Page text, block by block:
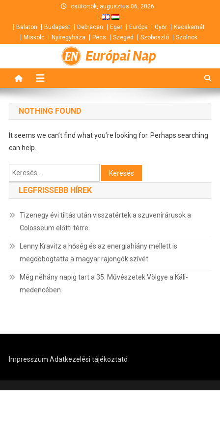
content
csütörtök, augusztus 06, 2026
Balaton Budapest Debrecen Eger Európa Győr
Kecskemét
Miskolc
Nyíregyháza Pécs Szeged Szoboszló Szolnok
Európai Nap
NOTHING FOUND
It seems we can’t find what you’re looking for. Perhaps searching
can help.
Keresés:
LEGFRISSEBB HÍREK
Tizenegy évi tiltás után visszatértek a szuvenírárusok a
Colosseum előtti térre
Lenny Kravitz a hőség és az energiahiány mellett is
megdobogtatta a magyar rajongók szívét
Még néhány napig tart a 35. Művészetek Völgye a Káli-
medencében
Impresszum Adatkezelési tájékoztató